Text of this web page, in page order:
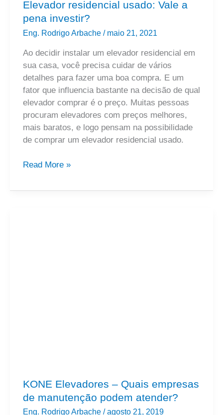
Elevador residencial usado: Vale a
pena investir?
Eng. Rodrigo Arbache / maio 21, 2021
Ao decidir instalar um elevador residencial em
sua casa, você precisa cuidar de vários
detalhes para fazer uma boa compra. E um
fator que influencia bastante na decisão de qual
elevador comprar é o preço. Muitas pessoas
procuram elevadores com preços melhores,
mais baratos, e logo pensam na possibilidade
de comprar um elevador residencial usado.
Read More »
KONE Elevadores – Quais empresas
de manutenção podem atender?
Eng. Rodrigo Arbache /agosto 21, 2019